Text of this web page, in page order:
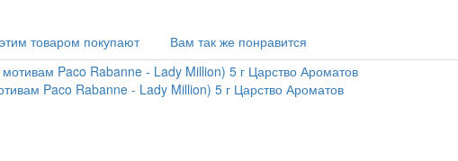
товаром покупают Вам так же понравится
Paco Rabanne - Lady Million) 5 г Царство Ароматов